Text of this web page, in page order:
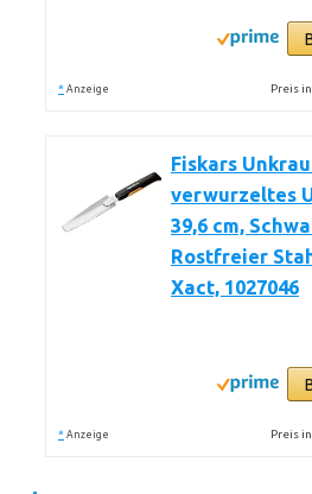
* Anzeige Preis
Fiskars
verwurzeltes
39,6 cm,
Rostfreier
Xact, 1027046
* Anzeige Preis